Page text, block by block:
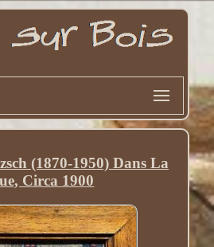
(1870-1950) Dans La
Circa 1900